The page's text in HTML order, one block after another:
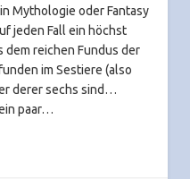
Mythologie oder Fantasy
jeden Fall ein höchst
dem reichen Fundus der
im Sestiere (also
derer sechs sind…
paar…